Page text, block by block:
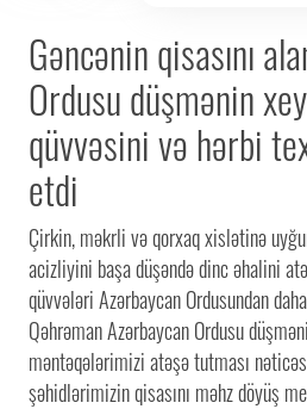
Gəncənin qisasını
Ordusu düşmənin
qüvvəsini və hərbi
etdi​
Çirkin, məkrli və qorxaq xislətinə
acizliyini başa düşəndə dinc əhalini
qüvvələri Azərbaycan Ordusundan
Qəhrəman Azərbaycan Ordusu
məntəqələrimizi atəşə tutması
şəhidlərimizin qisasını məhz döyüş